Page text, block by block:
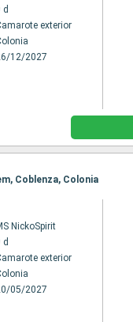
d
exterior
12/2027
Coblenza, Colonia
NickoSpirit
d
exterior
05/2027